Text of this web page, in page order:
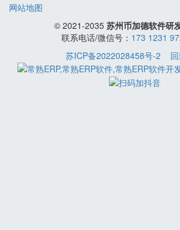
网站地图
© 2021-2035 苏州币加德软件研
联系电话/微信号： 173 1231
苏ICP备2022028458号-2